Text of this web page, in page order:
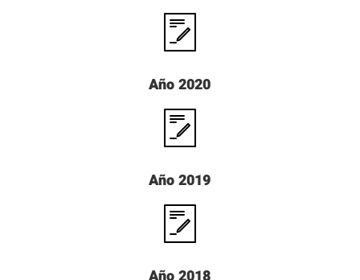
Año 2020
Año 2019